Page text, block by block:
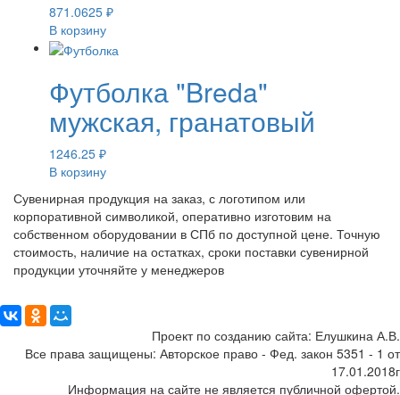
871.0625 ₽
В корзину
Футболка "Breda"
мужская, гранатовый
1246.25 ₽
В корзину
Сувенирная продукция на заказ, с логотипом или
корпоративной символикой, оперативно изготовим на
собственном оборудовании в СПб по доступной цене. Точную
стоимость, наличие на остатках, сроки поставки сувенирной
продукции уточняйте у менеджеров
Проект по созданию сайта: Елушкина А.В.
Все права защищены: Авторское право - Фед. закон 5351 - 1 от
17.01.2018г
Информация на сайте не является публичной офертой.